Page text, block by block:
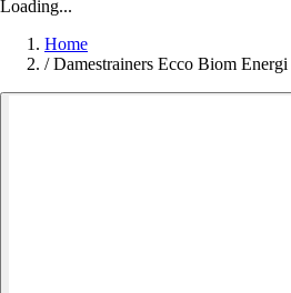
Loading...
Home
/ Damestrainers Ecco Biom Energi